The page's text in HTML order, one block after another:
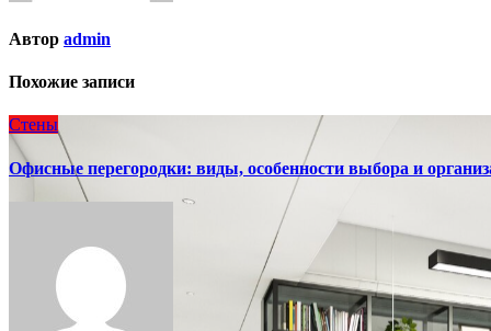
Автор admin
Похожие записи
Стены
Офисные перегородки: виды, особенности выбора и